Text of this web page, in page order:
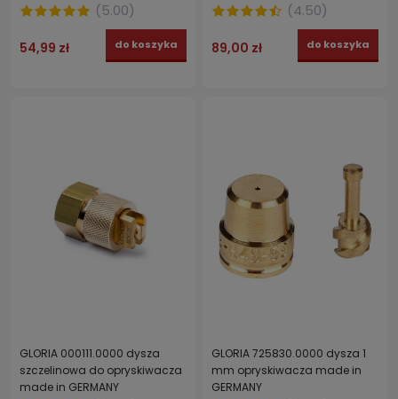
(5.00)
54,99 zł do koszyka
(4.50)
89,00 zł do koszyka
GLORIA 000111.0000 dysza
szczelinowa do opryskiwacza
made in GERMANY
GLORIA 725830.0000 dysza 1
mm opryskiwacza made in
GERMANY